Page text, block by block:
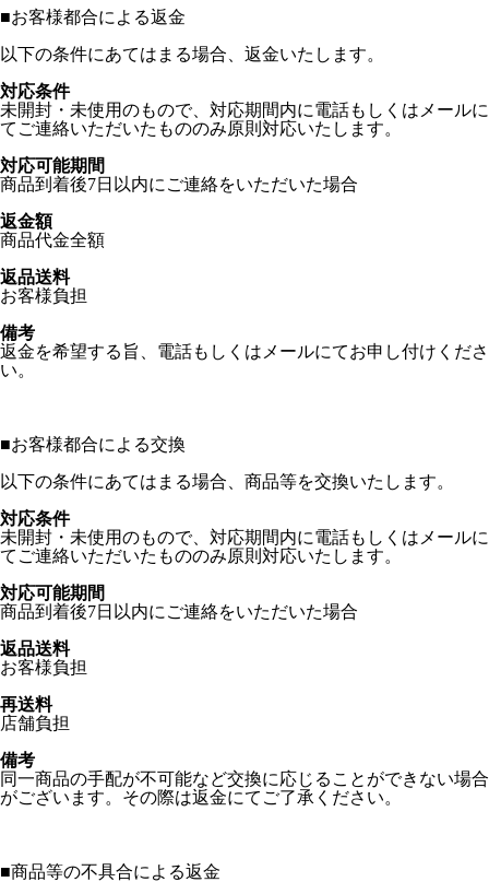
■お客様都合による返金
以下の条件にあてはまる場合、返金いたします。
対応条件
未開封・未使用のもので、対応期間内に電話もしくはメールに
てご連絡いただいたもののみ原則対応いたします。
対応可能期間
商品到着後7日以内にご連絡をいただいた場合
返金額
商品代金全額
返品送料
お客様負担
備考
返金を希望する旨、電話もしくはメールにてお申し付けくださ
い。
■お客様都合による交換
以下の条件にあてはまる場合、商品等を交換いたします。
対応条件
未開封・未使用のもので、対応期間内に電話もしくはメールに
てご連絡いただいたもののみ原則対応いたします。
対応可能期間
商品到着後7日以内にご連絡をいただいた場合
返品送料
お客様負担
再送料
店舗負担
備考
同一商品の手配が不可能など交換に応じることができない場合
がございます。その際は返金にてご了承ください。
■商品等の不具合による返金